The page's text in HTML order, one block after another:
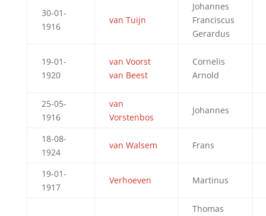
30-01-
1916
van Tuijn
Johannes
Franciscus
Gerardus
19-01-
1920
van Voorst
van Beest
Cornelis
Arnold
25-05-
1916
van
Vorstenbos
Johannes
18-08-
1924
van Walsem Frans
19-01-
1917
Verhoeven Martinus
Thomas